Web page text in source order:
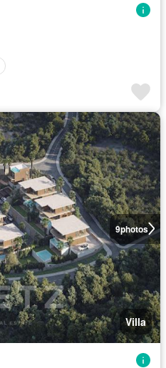
9photos
Villa